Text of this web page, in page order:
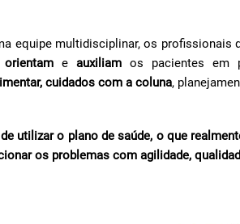
equipe multidisciplinar, os profissionais
orientam eauxiliam os pacientes em
cuidados com a coluna,
utilizar o plano de saúde, o que
os problemas com agilidade,